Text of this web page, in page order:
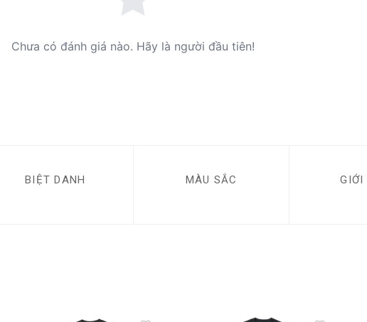
Chưa có đánh giá nào. Hãy là người đầu tiên!
BIỆT DANH MÀU SẮC GIỚI